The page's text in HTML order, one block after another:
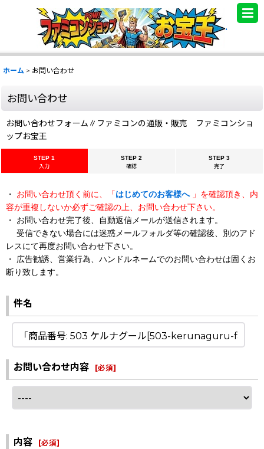
.
ホーム > お問い合わせ
お問い合わせ
お問い合わせフォーム∥ファミコンの通販・販売 ファミコンショ
ップお宝王
STEP 1
入力
STEP 2
確認
STEP 3
完了
・ お問い合わせ頂く前に、「はじめてのお客様へ 」を確認頂き、内
容が重複しないか必ずご確認の上、お問い合わせ下さい。
・ お問い合わせ完了後、自動返信メールが送信されます。
受信できない場合には迷惑メールフォルダ等の確認後、別のアド
レスにて再度お問い合わせ下さい。
・ 広告勧誘、営業行為、ハンドルネームでのお問い合わせは固くお
断り致します。
件名
お問い合わせ内容 [必須]
内容 [必須]